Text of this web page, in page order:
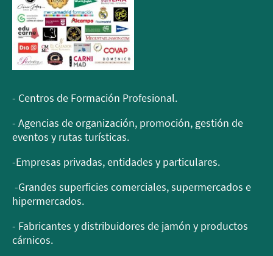
- Centros de Formación Profesional.
- Agencias de organización, promoción, gestión de
eventos y rutas turísticas.
-Empresas privadas, entidades y particulares.
-Grandes superficies comerciales, supermercados e
hipermercados.
- Fabricantes y distribuidores de jamón y productos
cárnicos.